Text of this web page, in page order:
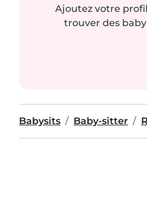
Ajoutez votre
trouver des
Babysits Baby-sitter